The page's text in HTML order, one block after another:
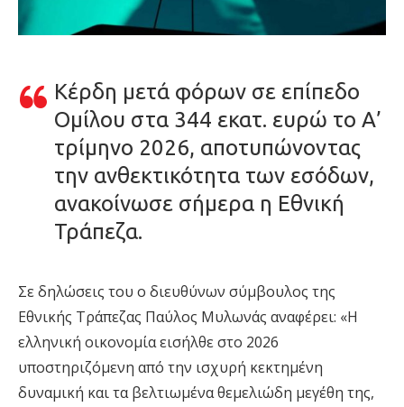
Κέρδη μετά φόρων σε επίπεδο
Ομίλου στα 344 εκατ. ευρώ το Α’
τρίμηνο 2026, αποτυπώνοντας
την ανθεκτικότητα των εσόδων,
ανακοίνωσε σήμερα η Εθνική
Τράπεζα.
Σε δηλώσεις του ο διευθύνων σύμβουλος της
Εθνικής Τράπεζας Παύλος Μυλωνάς αναφέρει: «Η
ελληνική οικονομία εισήλθε στο 2026
υποστηριζόμενη από την ισχυρή κεκτημένη
δυναμική και τα βελτιωμένα θεμελιώδη μεγέθη της,